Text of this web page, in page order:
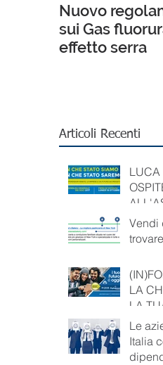
Nuovo
sui Gas
effetto serra
Articoli Recenti
LUCA
DEI
TO
Vendi
LA
LA
A’. IL
Le
Italia